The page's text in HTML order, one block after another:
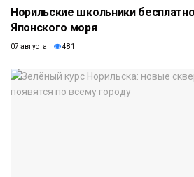
Норильские школьники
Японского моря
07 августа 481